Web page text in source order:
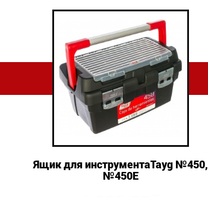
Ящик для инструментаTayg №450,
№450Е